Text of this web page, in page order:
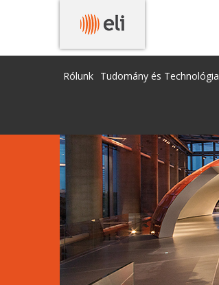
Rólunk Tudomány és Technológia